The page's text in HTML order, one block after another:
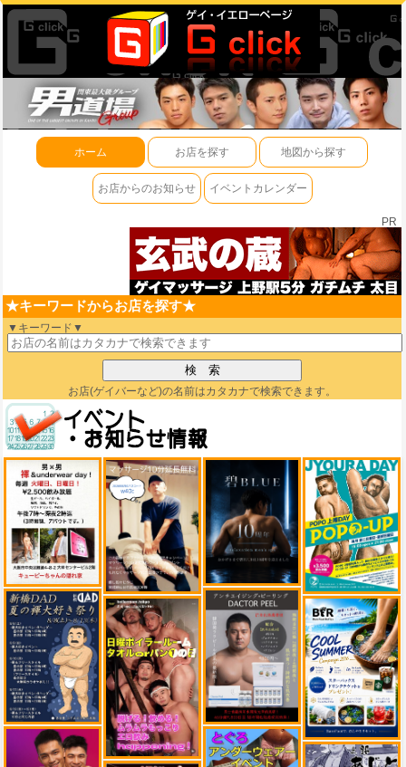
ホーム お店を探す 地図から探す
お店からのお知らせ イベントカレンダー
PR
★キーワードからお店を探す★
▼キーワード▼
お店(ゲイバーなど)の名前はカタカナで検索できます。